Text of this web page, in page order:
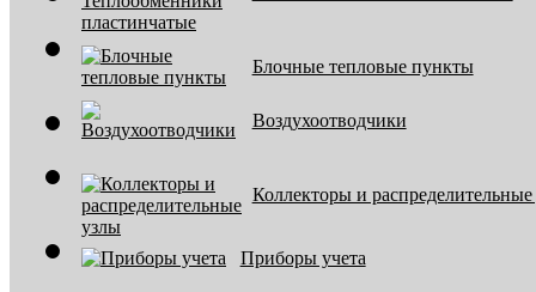
Блочные тепловые пункты
Воздухоотводчики
Коллекторы и
Приборы учета